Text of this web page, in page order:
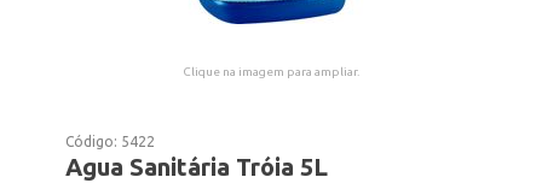
Clique na imagem para ampliar.
Código: 5422
Agua Sanitária Tróia 5L